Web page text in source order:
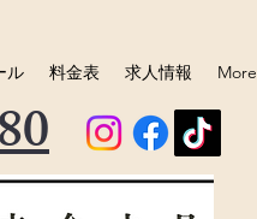
ル 料金表 求人情報 More